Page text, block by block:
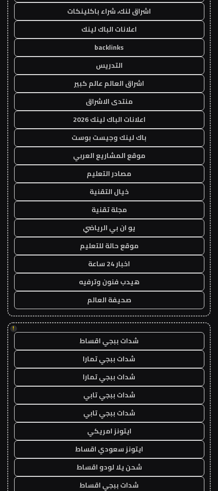
اشراق لنك، شراء باكلينكات
اعلانات الباك لينك
backlinks
التدريس
اشراق العالم عالم كبير
منتدى الاشراق
اعلانات الباك لينك 2026
باك لينك وجيست بوست
موقع المشاريع العربي
مصادر التعليم
خيال التقنية
مجلة تقنية
يو ان بي الرياضي
موقع حالة للتعليم
اخبار 24 ساعة
هيدب فنون وترفيه
صحيفة العالم
!
شدات ببجي اقساط
شدات ببجي تمارا
شدات ببجي تمارا
شدات ببجي تابي
شدات ببجي تابي
ايتونز امريكي
ايتونز سعودي اقساط
شحن يلا لودو اقساط
شدات ببجي اقساط